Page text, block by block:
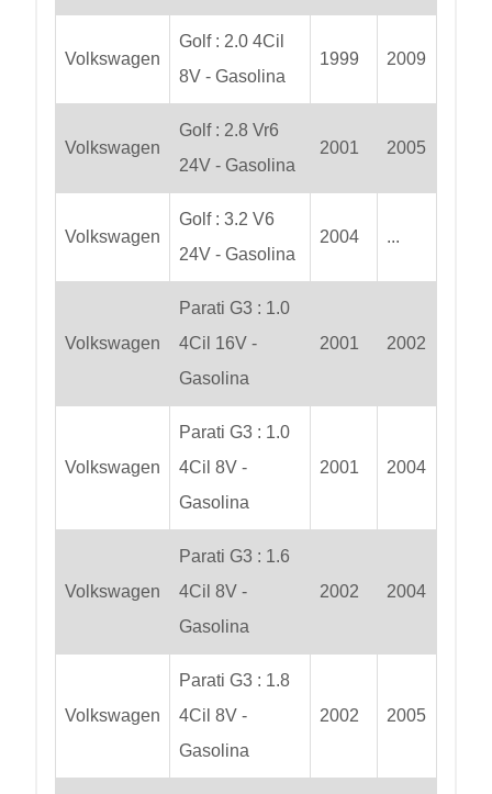
Volkswagen
Golf : 2.0 4Cil
8V - Gasolina
1999 2009
Volkswagen
Golf : 2.8 Vr6
24V - Gasolina
2001 2005
Volkswagen
Golf : 3.2 V6
24V - Gasolina
2004 ...
Volkswagen
Parati G3 : 1.0
4Cil 16V -
Gasolina
2001 2002
Volkswagen
Parati G3 : 1.0
4Cil 8V -
Gasolina
2001 2004
Volkswagen
Parati G3 : 1.6
4Cil 8V -
Gasolina
2002 2004
Volkswagen
Parati G3 : 1.8
4Cil 8V -
Gasolina
2002 2005